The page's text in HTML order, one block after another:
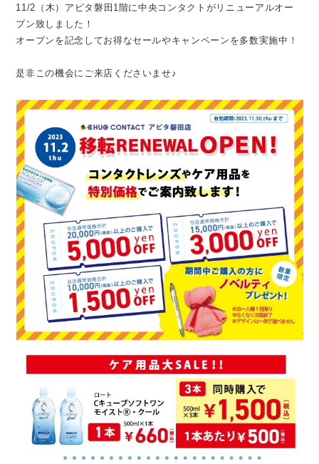
11/2（木）アピタ磐田1階に中央コンタクトがリニューアルオー
プン致しました！
オープンを記念してお得なセールやキャンペーンを多数実施中！
是非この機会にご来店くださいませ♪